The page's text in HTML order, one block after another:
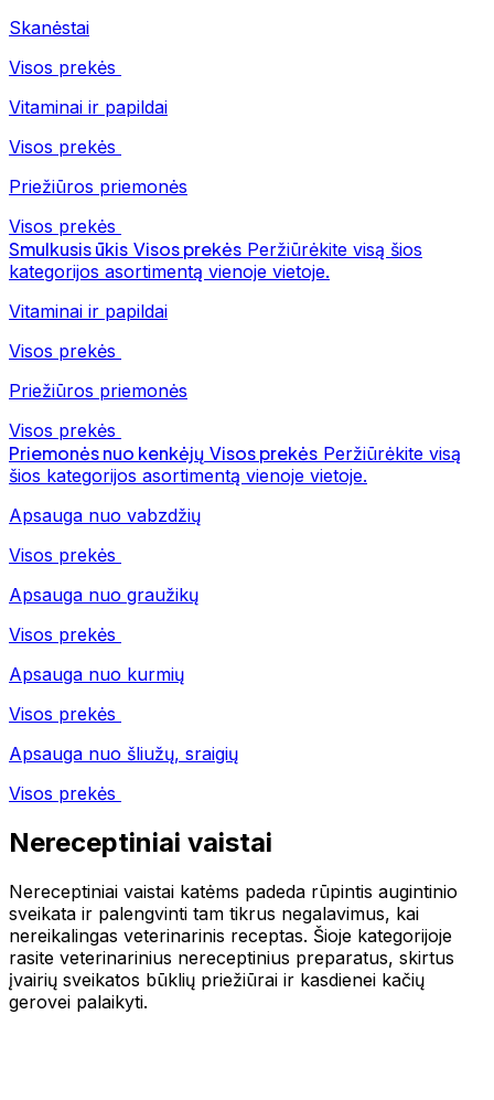
Skanėstai
Visos prekės
Vitaminai ir papildai
Visos prekės
Priežiūros priemonės
Visos prekės
Smulkusis ūkis Visos prekės Peržiūrėkite visą šios
kategorijos asortimentą vienoje vietoje.
Vitaminai ir papildai
Visos prekės
Priežiūros priemonės
Visos prekės
Priemonės nuo kenkėjų Visos prekės Peržiūrėkite visą
šios kategorijos asortimentą vienoje vietoje.
Apsauga nuo vabzdžių
Visos prekės
Apsauga nuo graužikų
Visos prekės
Apsauga nuo kurmių
Visos prekės
Apsauga nuo šliužų, sraigių
Visos prekės
Nereceptiniai vaistai
Nereceptiniai vaistai katėms padeda rūpintis augintinio
sveikata ir palengvinti tam tikrus negalavimus, kai
nereikalingas veterinarinis receptas. Šioje kategorijoje
rasite veterinarinius nereceptinius preparatus, skirtus
įvairių sveikatos būklių priežiūrai ir kasdienei kačių
gerovei palaikyti.